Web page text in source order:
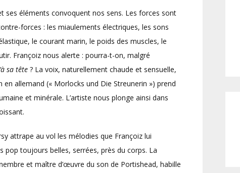
éléments convoquent nos sens. Les forces sont
forces : les miaulements électriques, les sons
le courant marin, le poids des muscles, le
Françoiz nous alerte : pourra-t-on, malgré
sa tête ? La voix, naturellement chaude et sensuelle,
allemand (« Morlocks und Die Streunerin ») prend
et minérale. L’artiste nous plonge ainsi dans
attrape au vol les mélodies que Françoiz lui
pop toujours belles, serrées, près du corps. La
et maître d’œuvre du son de Portishead, habille